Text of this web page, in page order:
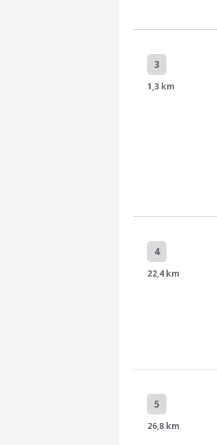
3
1,3 km
4
22,4 km
5
26,8 km